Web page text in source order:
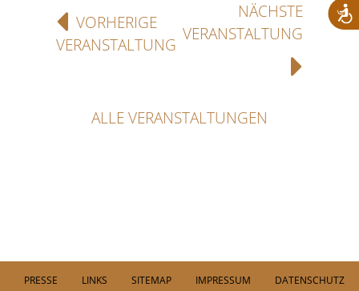
VORHERIGE
VERANSTALTUNG
NÄCHSTE
VERANSTALTUNG
ALLE VERANSTALTUNGEN
PRESSE LINKS SITEMAP IMPRESSUM DATENSCHUTZ